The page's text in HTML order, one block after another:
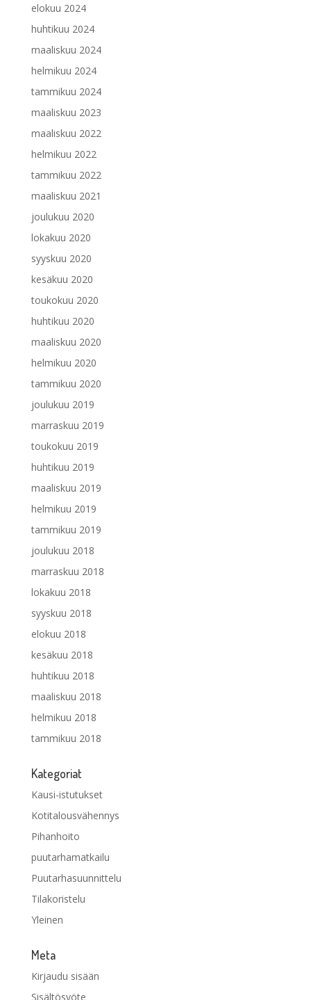
elokuu 2024
huhtikuu 2024
maaliskuu 2024
helmikuu 2024
tammikuu 2024
maaliskuu 2023
maaliskuu 2022
helmikuu 2022
tammikuu 2022
maaliskuu 2021
joulukuu 2020
lokakuu 2020
syyskuu 2020
kesäkuu 2020
toukokuu 2020
huhtikuu 2020
maaliskuu 2020
helmikuu 2020
tammikuu 2020
joulukuu 2019
marraskuu 2019
toukokuu 2019
huhtikuu 2019
maaliskuu 2019
helmikuu 2019
tammikuu 2019
joulukuu 2018
marraskuu 2018
lokakuu 2018
syyskuu 2018
elokuu 2018
kesäkuu 2018
huhtikuu 2018
maaliskuu 2018
helmikuu 2018
tammikuu 2018
Kategoriat
Kausi-istutukset
Kotitalousvähennys
Pihanhoito
puutarhamatkailu
Puutarhasuunnittelu
Tilakoristelu
Yleinen
Meta
Kirjaudu sisään
Sisältösyöte